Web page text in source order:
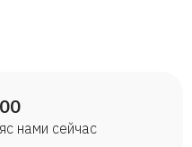
с нами сейчас